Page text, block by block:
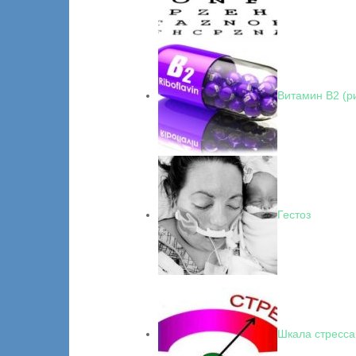
Витамин В2
Гестоз
Шкала